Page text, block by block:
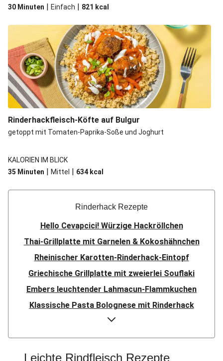
30 Minuten | Einfach | 821 kcal
Rinderhackfleisch-Köfte auf Bulgur
getoppt mit Tomaten-Paprika-Soße und Joghurt
KALORIEN IM BLICK
35 Minuten | Mittel | 634 kcal
Rinderhack Rezepte
Hello Cevapcici! Würzige Hackröllchen
Thai-Grillplatte mit Garnelen & Kokoshähnchen
Rheinischer Karotten-Rinderhack-Eintopf
Griechische Grillplatte mit zweierlei Souflaki
Embers leuchtender Lahmacun-Flammkuchen
Klassische Pasta Bolognese mit Rinderhack
Kartoffelgratin mit Rinderhack & Curry-Käse-Soße
Vietnamesische Hoisin-Rinderhackfleisch-Bowl
Türkische Rinderhackfleisch-Pasta
Leichte Rindfleisch Rezepte